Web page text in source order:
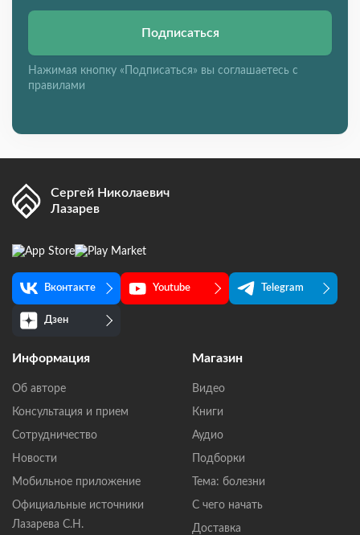
Подписаться
Нажимая кнопку «Подписаться» вы соглашаетесь с
правилами
Сергей Николаевич
Лазарев
Вконтакте Youtube Telegram
Дзен
Информация
Об авторе
Консультация и прием
Сотрудничество
Новости
Мобильное приложение
Официальные источники
Лазарева С.Н.
Магазин
Видео
Книги
Аудио
Подборки
Тема: болезни
С чего начать
Доставка